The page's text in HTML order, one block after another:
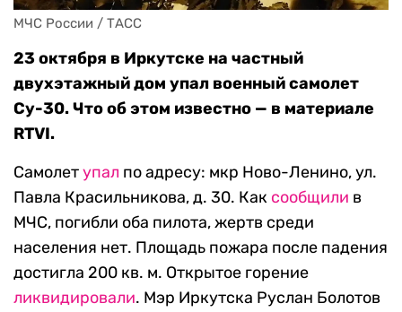
МЧС России / ТАСС
23 октября в Иркутске на частный
двухэтажный дом упал военный самолет
Су-30. Что об этом известно — в материале
RTVI.
Самолетупал по адресу: мкр Ново-Ленино, ул.
Павла Красильникова, д. 30. Как сообщили в
МЧС, погибли оба пилота, жертв среди
населения нет. Площадь пожара после падения
достигла 200 кв. м. Открытое горение
ликвидировали. Мэр Иркутска Руслан Болотов